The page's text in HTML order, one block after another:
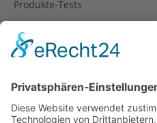
Produkte-Tests
Rezepte
Spanien
Südtirol